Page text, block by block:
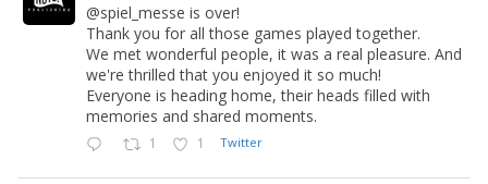
@spiel_messe is over!
Thank you for all those games played together.
We met wonderful people, it was a real pleasure. And
we're thrilled that you enjoyed it so much!
Everyone is heading home, their heads filled with
memories and shared moments.
1 1 Twitter